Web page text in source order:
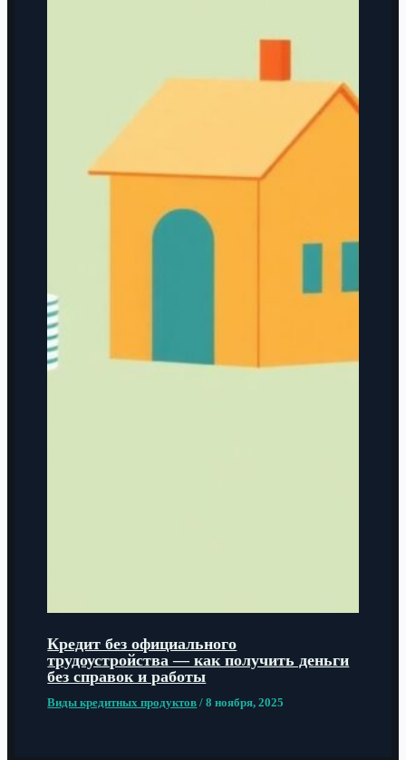
Кредит без официального
трудоустройства — как получить деньги
без справок и работы
Виды кредитных продуктов /8 ноября, 2025